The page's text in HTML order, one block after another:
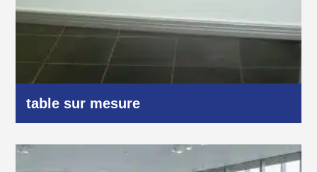
table sur mesure